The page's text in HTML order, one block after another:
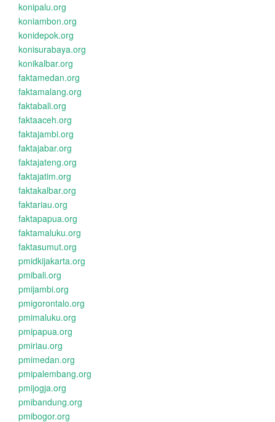
konipalu.org
koniambon.org
konidepok.org
konisurabaya.org
konikalbar.org
faktamedan.org
faktamalang.org
faktabali.org
faktaaceh.org
faktajambi.org
faktajabar.org
faktajateng.org
faktajatim.org
faktakalbar.org
faktariau.org
faktapapua.org
faktamaluku.org
faktasumut.org
pmidkijakarta.org
pmibali.org
pmijambi.org
pmigorontalo.org
pmimaluku.org
pmipapua.org
pmiriau.org
pmimedan.org
pmipalembang.org
pmijogja.org
pmibandung.org
pmibogor.org